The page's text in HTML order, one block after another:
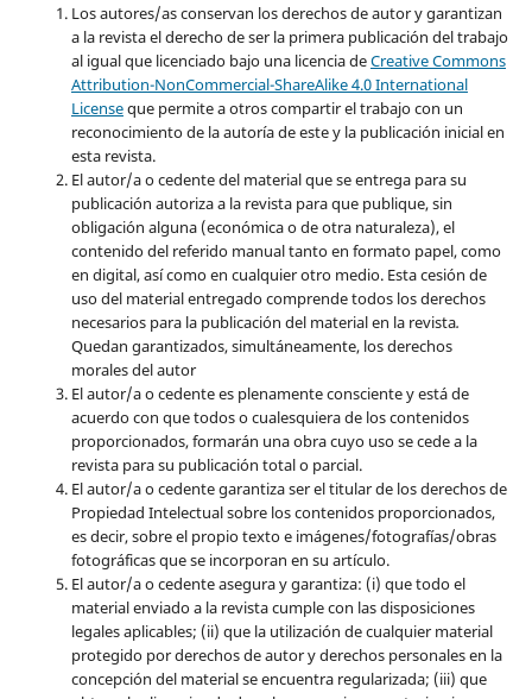
Los autores/as conservan los derechos de autor y garantizan
a la revista el derecho de ser la primera publicación del trabajo
al igual que licenciado bajo una licencia deCreative Commons
Attribution-NonCommercial-ShareAlike 4.0 International
Licenseque permite a otros compartir el trabajo con un
reconocimiento de la autoría de este y la publicación inicial en
esta revista.
El autor/a o cedente del material que se entrega para su
publicación autoriza a la revista para que publique, sin
obligación alguna (económica o de otra naturaleza), el
contenido del referido manual tanto en formato papel, como
en digital, así como en cualquier otro medio. Esta cesión de
uso del material entregado comprende todos los derechos
necesarios para la publicación del material en la revista.
Quedan garantizados, simultáneamente, los derechos
morales del autor
El autor/a o cedente es plenamente consciente y está de
acuerdo con que todos o cualesquiera de los contenidos
proporcionados, formarán una obra cuyo uso se cede a la
revista para su publicación total o parcial.
El autor/a o cedente garantiza ser el titular de los derechos de
Propiedad Intelectual sobre los contenidos proporcionados,
es decir, sobre el propio texto e imágenes/fotografías/obras
fotográficas que se incorporan en su artículo.
El autor/a o cedente asegura y garantiza: (i) que todo el
material enviado a la revista cumple con las disposiciones
legales aplicables; (ii) que la utilización de cualquier material
protegido por derechos de autor y derechos personales en la
concepción del material se encuentra regularizada; (iii) que